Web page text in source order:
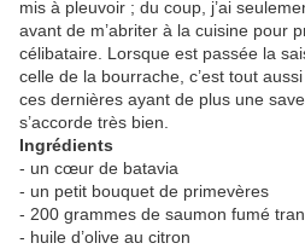
mis à pleuvoir ; du coup, j’ai
avant de m’abriter à la cuisine pour
célibataire. Lorsque est passée la
celle de la bourrache, c’est tout
ces dernières ayant de plus une
s’accorde très bien.
Ingrédients
- un cœur de batavia
- un petit bouquet de primevères
- 200 grammes de saumon fumé
- huile d’olive au citron